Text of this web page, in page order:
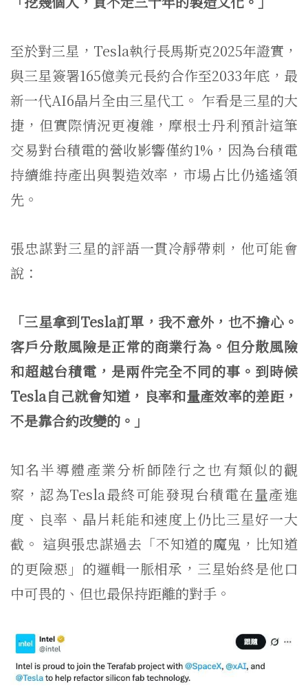
至於對三星，Tesla執行長馬斯克2025年證實，
與三星簽署165億美元長約合作至2033年底，最
新一代AI6晶片全由三星代工。 乍看是三星的大
捷，但實際情況更複雜，摩根士丹利預計這筆
交易對台積電的營收影響僅約1%，因為台積電
持續維持產出與製造效率，市場占比仍遙遙領
先。
張忠謀對三星的評語一貫冷靜帶刺，他可能會
說：
「三星拿到Tesla訂單，我不意外，也不擔心。
客戶分散風險是正常的商業行為。但分散風險
和超越台積電，是兩件完全不同的事。到時候
Tesla自己就會知道，良率和量產效率的差距，
不是靠合約改變的。」
知名半導體產業分析師陸行之也有類似的觀
察，認為Tesla最終可能發現台積電在量產進
度、良率、晶片耗能和速度上仍比三星好一大
截。 這與張忠謀過去「不知道的魔鬼，比知道
的更險惡」的邏輯一脈相承，三星始終是他口
中可畏的、但也最保持距離的對手。